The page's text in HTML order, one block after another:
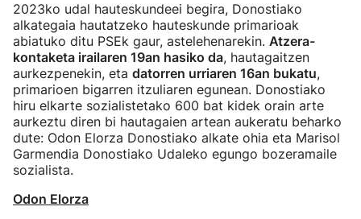
2023ko udal hauteskundeei begira, Donostiako
alkategaia hautatzeko hauteskunde primarioak
abiatuko ditu PSEk gaur, astelehenarekin. Atzera-
kontaketa irailaren 19an hasiko da, hautagaitzen
aurkezpenekin, eta datorren urriaren 16an bukatu,
primarioen bigarren itzuliaren egunean. Donostiako
hiru elkarte sozialistetako 600 bat kidek orain arte
aurkeztu diren bi hautagaien artean aukeratu beharko
dute: Odon Elorza Donostiako alkate ohia eta Marisol
Garmendia Donostiako Udaleko egungo bozeramaile
sozialista.
Odon Elorza